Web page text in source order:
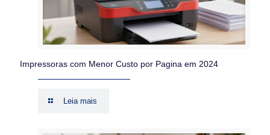
Impressoras com Menor Custo por Pagina em 2024
Leia mais